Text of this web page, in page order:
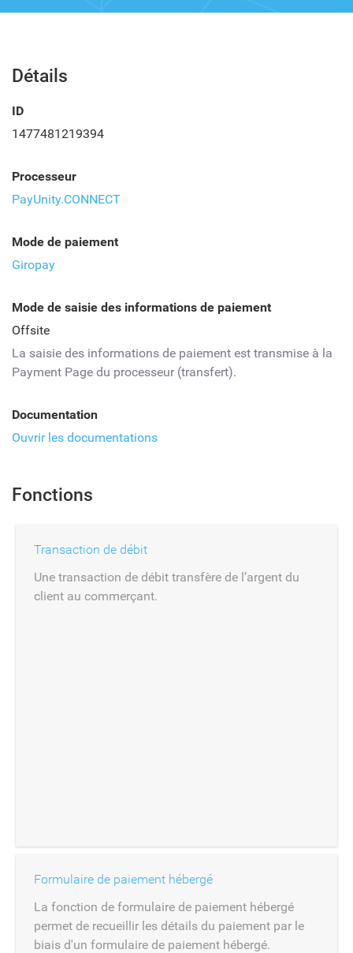
Détails
ID
1477481219394
Processeur
PayUnity.CONNECT
Mode de paiement
Giropay
Mode de saisie des informations de paiement
Offsite
La saisie des informations de paiement est transmise à la
Payment Page du processeur (transfert).
Documentation
Ouvrir les documentations
Fonctions
Transaction de débit
Une transaction de débit transfère de l’argent du
client au commerçant.
Formulaire de paiement hébergé
La fonction de formulaire de paiement hébergé
permet de recueillir les détails du paiement par le
biais d'un formulaire de paiement hébergé.